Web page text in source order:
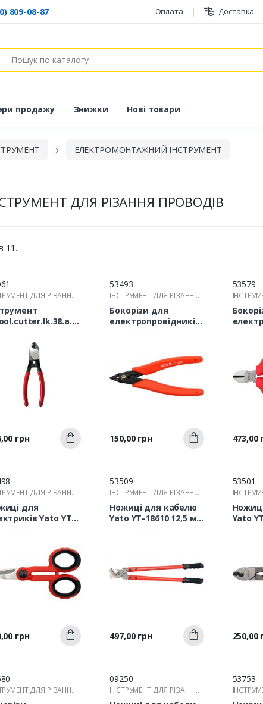
809-08-87 Оплата Доставка
продажу Знижки Нові товари
ЕЛЕКТРОМОНТАЖНИЙ ІНСТРУМЕНТ
ДЛЯ РІЗАННЯ ПРОВОДІВ
11.
ДЛЯ РІЗАННЯ
алюмінієвого
Швидкий
перегляд
грн Купити
53493
ІНСТРУМЕНТ ДЛЯ РІЗАННЯ
ПРОВОДІВ
Бокорізи для
електропровідників
Швидкий
перегляд
Ціна
150,00 грн Купити
53579
Ціна
473,00
ДЛЯ РІЗАННЯ
для
Yato YT-
перегляд
грн Купити
53509
ІНСТРУМЕНТ ДЛЯ РІЗАННЯ
ПРОВОДІВ
Ножиці для кабелю
Yato YT-18610 12,5 мм
перегляд
Ціна
497,00 грн Купити
53501
Yato
Ціна
250,00
ДЛЯ РІЗАННЯ
09250
ІНСТРУМЕНТ ДЛЯ РІЗАННЯ
ПРОВОДІВ
53753